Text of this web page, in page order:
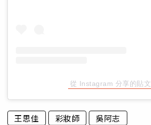
從 Instagram 分享的貼文
王思佳 彩妝師 吳阿志